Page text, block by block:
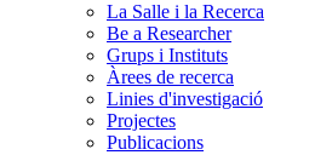
La Salle i la Recerca
Be a Researcher
Grups i Instituts
Àrees de recerca
Linies d'investigació
Projectes
Publicacions